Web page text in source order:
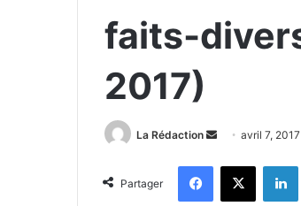
faits-
2017)
La Rédaction
o
avril 7, 2017
Partager